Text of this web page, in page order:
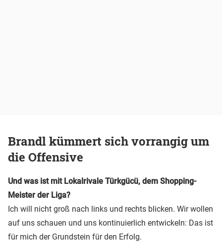
Brandl kümmert sich vorrangig um
die Offensive
Und was ist mit Lokalrivale Türkgücü, dem Shopping-
Meister der Liga?
Ich will nicht groß nach links und rechts blicken. Wir wollen
auf uns schauen und uns kontinuierlich entwickeln: Das ist
für mich der Grundstein für den Erfolg.